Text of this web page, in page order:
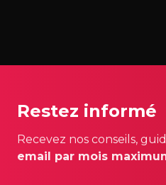
Restez informé
Recevez nos conseils,
email par mois